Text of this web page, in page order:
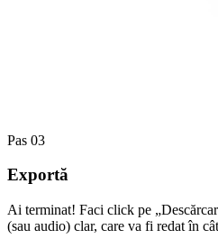
Pas 03
Exportă
Ai terminat! Faci click pe
(sau audio) clar, care va fi redat în